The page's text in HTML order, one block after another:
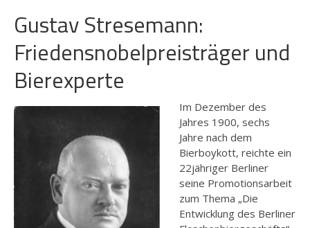
Gustav Stresemann:
Friedensnobelpreisträger und
Bierexperte
Im Dezember des
Jahres 1900, sechs
Jahre nach dem
Bierboykott, reichte ein
22jähriger Berliner
seine Promotionsarbeit
zum Thema „Die
Entwicklung des Berliner